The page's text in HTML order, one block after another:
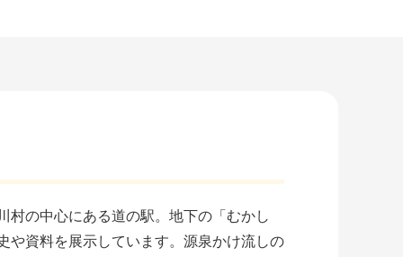
村の中心にある道の駅。地下の「むかし
や資料を展示しています。源泉かけ流しの